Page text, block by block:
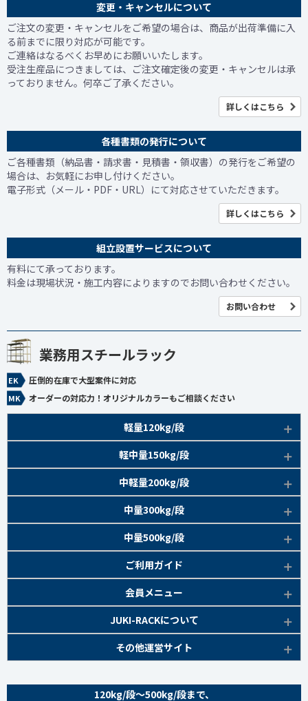
変更・キャンセルについて
ご注文の変更・キャンセルをご希望の場合は、商品が出荷準備に入
る前までに限り対応が可能です。
ご連絡はなるべくお早めにお願いいたします。
受注生産品につきましては、ご注文確定後の変更・キャンセルは承
っておりません。何卒ご了承ください。
詳しくはこちら
各種書類の発行について
ご各種書類（納品書・請求書・見積書・領収書）の発行をご希望の
場合は、お気軽にお申し付けください。
電子形式（メール・PDF・URL）にて対応させていただきます。
詳しくはこちら
組立設置サービスについて
有料にて承っております。
料金は現場状況・施工内容によりますのでお問い合わせください。
お問い合わせ
業務用スチールラック
圧倒的在庫で大型案件に対応
オーダーの対応力！オリジナルカラーもご相談ください
軽量120kg/段
アイボリー、グレー
EK120kg/段アングルボルト 特長
EK120kg/段アングルセミボルト 特長
新セミボルト 特長
組み立て方
オプション部材
追加棚板セット
軽中量150kg/段
軽中量150kg/段 商品一覧
部材仕様図
金網 ※準備中
スチールパネル ※準備中
中軽量200kg/段
EK200kg/段 商品一覧
部材仕様図
中量300kg/段
アイボリー・グリーン
EK300kg/段 商品一覧
部材仕様図
中量500kg/段
アイボリー・グリーン
EK500kg/段 商品一覧
部材仕様図
ご利用ガイド
検索システムの使い方
ご利用ガイド
各種書類発行
会員メニュー
お気に入り一覧
マイページ
JUKI-RACKについて
サイトマップ
お問い合わせ
その他運営サイト
120kg/段～500kg/段まで、